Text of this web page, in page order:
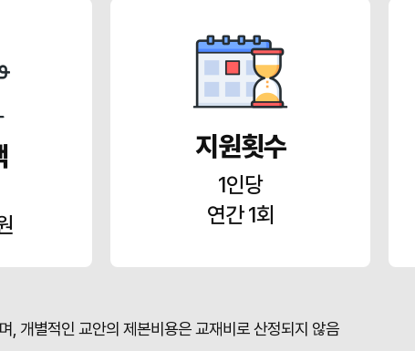
지원횟수
1인당
연간 1회
, 개별적인 교안의 제본비용은 교재비로 산정되지 않음